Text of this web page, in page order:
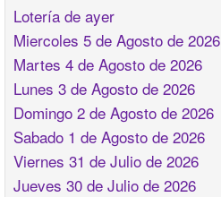
Lotería de ayer
Miercoles 5 de Agosto de 2026
Martes 4 de Agosto de 2026
Lunes 3 de Agosto de 2026
Domingo 2 de Agosto de 2026
Sabado 1 de Agosto de 2026
Viernes 31 de Julio de 2026
Jueves 30 de Julio de 2026